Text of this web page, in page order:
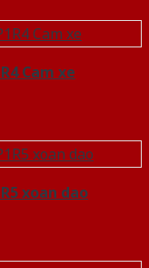
Cam xe
xoan dao